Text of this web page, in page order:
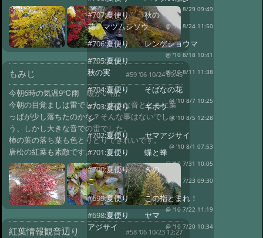
もみじ #59 '06 10/24 09:45
今朝6時の気温9℃雨 暖かい朝。
今朝の目覚ましは雷でした、大きな音とともに葉
っぱが少し落ちたのかな？そんな事はないでしょ
う、しかし大きな音での雷でした。
柿の葉の落ち葉も色とりどりできれいです。
唐松の紅葉も素敵です。
紅葉情報観音辺り #58 '06 10/23 12:27
@ '10 8/29 09:49
#707:夏便り 秋の
花 マツムシソウ
@ '10 8/24 11:50
#706:夏便り レンゲショウマ
@ '10 8/18 10:41
#705:夏便り
秋の実
@ '10 8/11 11:38
#704:夏便り そばなの花
@ '10 8/7 10:25
#703:夏便り ギボウ
シ
@ '10 8/5 12:28
#702:夏便り ヤマアジサイ
@ '10 8/1 07:53
#701:夏便り 蝶と蜂
@ '10 7/31 10:05
#700:夏便り きの
こ
@ '10 7/23 09:30
#699:夏便り この指とまれ！
@ '10 7/22 11:19
#698:夏便り ヤマ
アジサイ
@ '10 7/20 10:34